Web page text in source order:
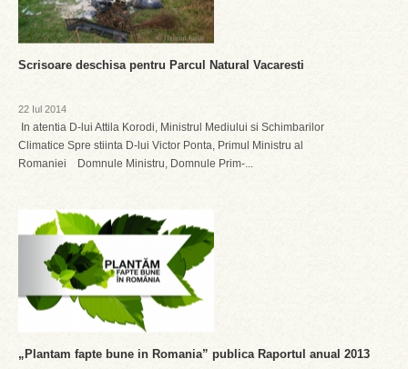
Scrisoare deschisa pentru Parcul Natural Vacaresti
22 Iul 2014
In atentia D-lui Attila Korodi, Ministrul Mediului si Schimbarilor
Climatice Spre stiinta D-lui Victor Ponta, Primul Ministru al
Romaniei Domnule Ministru, Domnule Prim-...
„Plantam fapte bune in Romania” publica Raportul anual 2013